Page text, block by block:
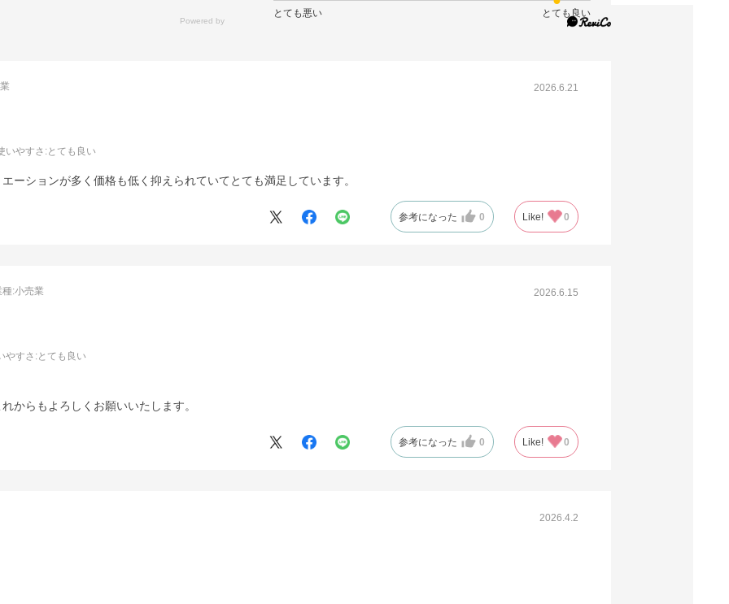
(12). 54×39×46cm(10枚)
当日出荷
※日祝除く12時まで
(13). 61×44×34cm(10枚)
※日祝除く12時まで
とても悪い とても良い
2026.6.21
いやすさ :とても良い
ーションが多く価格も低く抑えられていてとても満足しています。
参考になった 0 Like! 0
2026.6.15
やすさ :とても良い
種:小売業
からもよろしくお願いいたします。
参考になった 0 Like! 0
2026.4.2